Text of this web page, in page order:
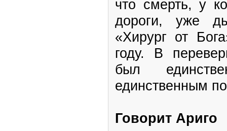
что смерть, у
дороги, уже
«Хирург от
году. В
был
единственным
Говорит Ариго